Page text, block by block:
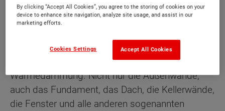
gleichbleibende Temperatur und das Heizen mit
Gas oder Öl wird im Passivhaus nahezu
Möglich macht dies die besondere Form der
Wärmedämmung. Nicht nur die Außenwände,
auch das Fundament, das Dach, die Kellerwände,
die Fenster und alle anderen sogenannten
By clicking “Accept All Cookies”, you agree to the storing of cookies on your
device to enhance site navigation, analyze site usage, and assist in our
marketing efforts.
Accept All Cookies
Cookies Settings